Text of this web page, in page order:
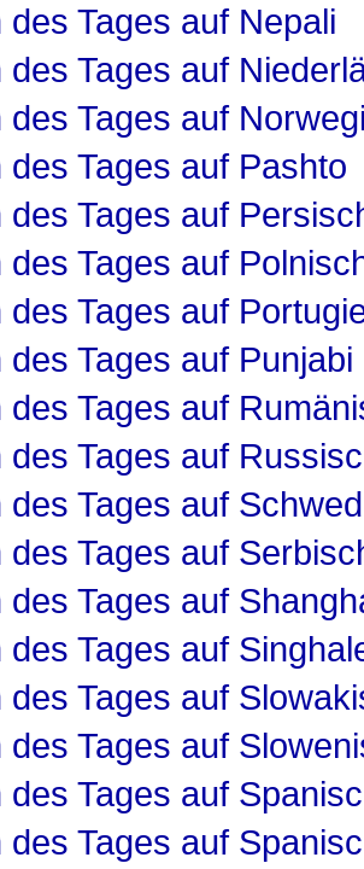
des Tages auf Nepali
des Tages auf
des Tages auf
des Tages auf Pashto
des Tages auf
des Tages auf
des Tages auf
des Tages auf Punjabi
des Tages auf
des Tages auf
des Tages auf
des Tages auf
des Tages auf
des Tages auf
des Tages auf
des Tages auf
des Tages auf
des Tages auf